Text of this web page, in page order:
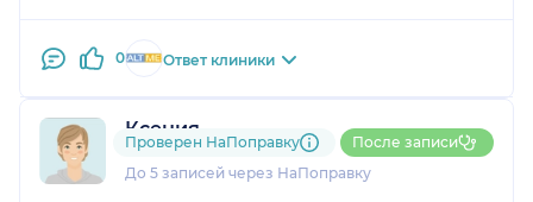
0 Ответ клиники
Ксения
3 отзыва
До 5 записей через НаПоправку
Проверен НаПоправку После записи